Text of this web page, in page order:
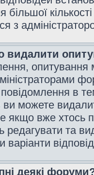
більшої
з
видалити
в
ви можете
якщо вже
редагувати та
варіанти
деякі